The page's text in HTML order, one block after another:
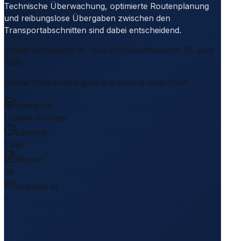
Technische Überwachung, optimierte Routenplanung
und reibungslose Übergaben zwischen den
Transportabschnitten sind dabei entscheidend.
Zuletzt aktualisiert: 11. Juni 2026Veröffentlicht: 19. Juni
2025
Quelle: https://www.gcca.org/what-is-cold-chain
Kategorie
Logistik-Konzept
Lesezeit
1 min
Wörter
68
Erwähnt in
–